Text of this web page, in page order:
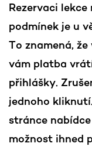
Rezervaci
podmínek je u
To znamená,
vám platba
přihlášky.
jednoho
stránce
možnost ihned